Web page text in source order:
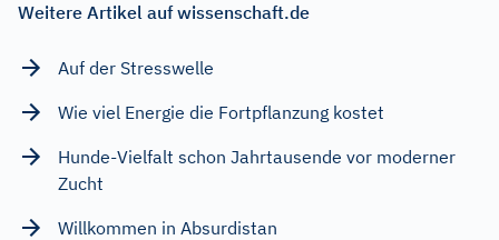
Weitere Artikel auf wissenschaft.de
Auf der Stresswelle
Wie viel Energie die Fortpflanzung kostet
Hunde-Vielfalt schon Jahrtausende vor moderner
Zucht
Willkommen in Absurdistan